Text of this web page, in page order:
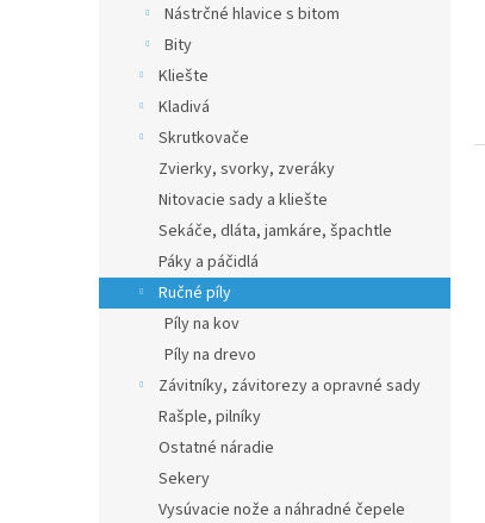
Nástrčné hlavice s bitom
Bity
Kliešte
Kladivá
Skrutkovače
Zvierky, svorky, zveráky
Nitovacie sady a kliešte
Sekáče, dláta, jamkáre, špachtle
Páky a páčidlá
Ručné píly
Píly na kov
Píly na drevo
Závitníky, závitorezy a opravné sady
Rašple, pilníky
Ostatné náradie
Sekery
Vysúvacie nože a náhradné čepele